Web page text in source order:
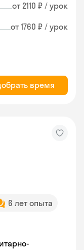
от 2110 ₽ / урок
от 1760 ₽ / урок
время
6 лет опыта